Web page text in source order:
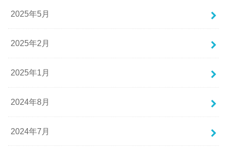
2025年5月
2025年2月
2025年1月
2024年8月
2024年7月